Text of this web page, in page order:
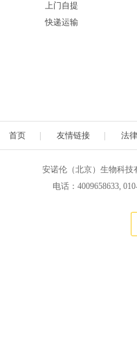
上门自提
快递运输
首页 友情链接 法
安诺伦（北京）生物科技
电话：4009658633,